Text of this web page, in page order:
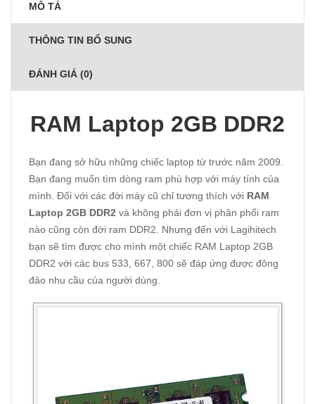
MÔ TẢ
THÔNG TIN BỔ SUNG
ĐÁNH GIÁ (0)
RAM Laptop 2GB DDR2
Bạn đang sở hữu những chiếc laptop từ trước năm 2009.
Bạn đang muốn tìm dòng ram phù hợp với máy tính của
mình. Đối với các đời máy cũ chỉ tương thích với RAM
Laptop 2GB DDR2 và không phải đơn vị phân phối ram
nào cũng còn đời ram DDR2. Nhưng đến với Lagihitech
bạn sẽ tìm được cho mình một chiếc RAM Laptop 2GB
DDR2 với các bus 533, 667, 800 sẽ đáp ứng được đông
đảo nhu cầu của người dùng.